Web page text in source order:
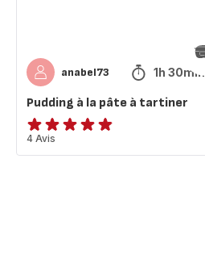
anabel73 1h 30min
Pudding à la pâte à tartiner
ratings.4.8
4 Avis